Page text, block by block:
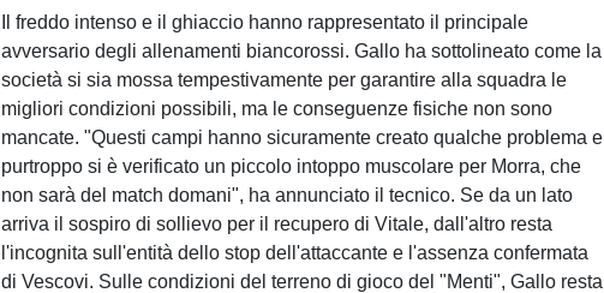
Il freddo intenso e il ghiaccio hanno rappresentato il principale
avversario degli allenamenti biancorossi. Gallo ha sottolineato come la
società si sia mossa tempestivamente per garantire alla squadra le
migliori condizioni possibili, ma le conseguenze fisiche non sono
mancate. "Questi campi hanno sicuramente creato qualche problema e
purtroppo si è verificato un piccolo intoppo muscolare per Morra, che
non sarà del match domani", ha annunciato il tecnico. Se da un lato
arriva il sospiro di sollievo per il recupero di Vitale, dall'altro resta
l'incognita sull'entità dello stop dell'attaccante e l'assenza confermata
di Vescovi. Sulle condizioni del terreno di gioco del "Menti", Gallo resta